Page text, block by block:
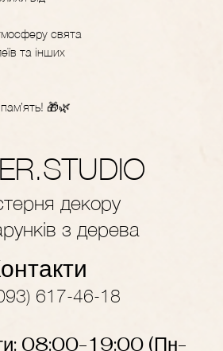
свята
та інших
🎁🌿
декору
з дерева
617-46-18
08:00-19:00 (Пн-